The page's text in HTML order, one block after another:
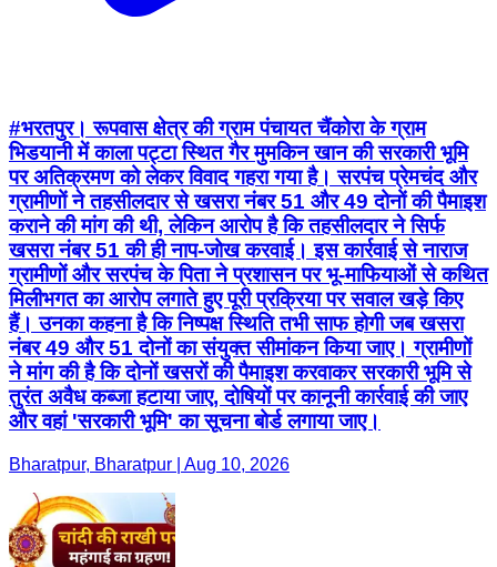
#भरतपुर। रूपवास क्षेत्र की ग्राम पंचायत चैंकोरा के ग्राम
भिडयानी में काला पट्टा स्थित गैर मुमकिन खान की सरकारी भूमि
पर अतिक्रमण को लेकर विवाद गहरा गया है। सरपंच प्रेमचंद और
ग्रामीणों ने तहसीलदार से खसरा नंबर 51 और 49 दोनों की पैमाइश
कराने की मांग की थी, लेकिन आरोप है कि तहसीलदार ने सिर्फ
खसरा नंबर 51 की ही नाप-जोख करवाई। ​इस कार्रवाई से नाराज
ग्रामीणों और सरपंच के पिता ने प्रशासन पर भू-माफियाओं से कथित
मिलीभगत का आरोप लगाते हुए पूरी प्रक्रिया पर सवाल खड़े किए
हैं। उनका कहना है कि निष्पक्ष स्थिति तभी साफ होगी जब खसरा
नंबर 49 और 51 दोनों का संयुक्त सीमांकन किया जाए। ग्रामीणों
ने मांग की है कि दोनों खसरों की पैमाइश करवाकर सरकारी भूमि से
तुरंत अवैध कब्जा हटाया जाए, दोषियों पर कानूनी कार्रवाई की जाए
और वहां 'सरकारी भूमि' का सूचना बोर्ड लगाया जाए।
Bharatpur, Bharatpur | Aug 10, 2026